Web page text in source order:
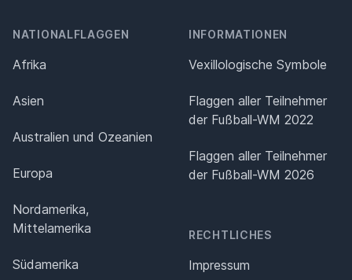
NATIONALFLAGGEN
Afrika
Asien
Australien und Ozeanien
Europa
Nordamerika,
Mittelamerika
Südamerika
INFORMATIONEN
Vexillologische Symbole
Flaggen aller Teilnehmer
der Fußball-WM 2022
Flaggen aller Teilnehmer
der Fußball-WM 2026
RECHTLICHES
Impressum